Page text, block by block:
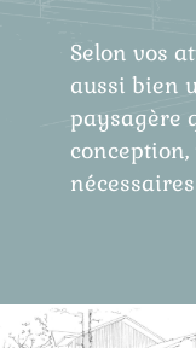
Selon vos
aussi bien
paysagère